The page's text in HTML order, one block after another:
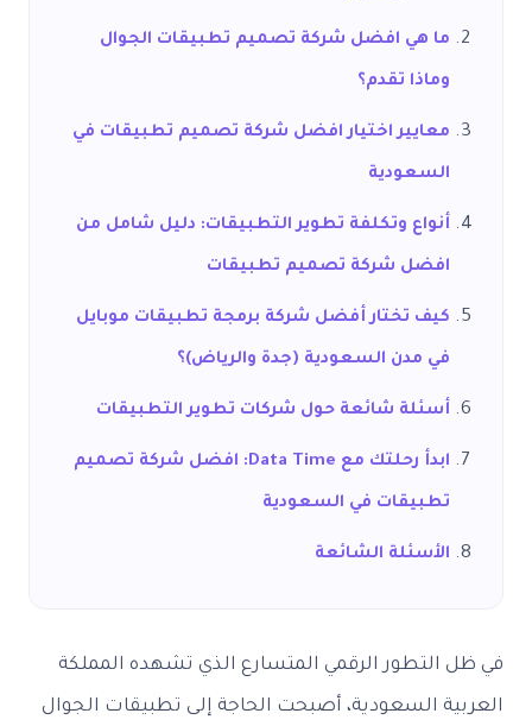
ما هي افضل شركة تصميم تطبيقات الجوال
وماذا تقدم؟
معايير اختيار افضل شركة تصميم تطبيقات في
السعودية
أنواع وتكلفة تطوير التطبيقات: دليل شامل من
افضل شركة تصميم تطبيقات
كيف تختار أفضل شركة برمجة تطبيقات موبايل
في مدن السعودية (جدة والرياض)؟
أسئلة شائعة حول شركات تطوير التطبيقات
ابدأ رحلتك مع Data Time: افضل شركة تصميم
تطبيقات في السعودية
الأسئلة الشائعة
في ظل التطور الرقمي المتسارع الذي تشهده المملكة
العربية السعودية، أصبحت الحاجة إلى تطبيقات الجوال